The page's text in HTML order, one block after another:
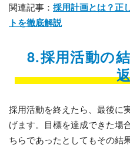
関連記事： 採用計画とは？正
トを徹底解説
8.採用活動の
採用活動を終えたら、最後に
げます。目標を達成できた場
ちらであったとしてもその結